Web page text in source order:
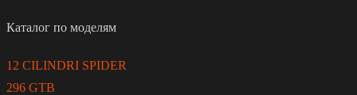
Каталог по моделям
12 CILINDRI SPIDER
296 GTB